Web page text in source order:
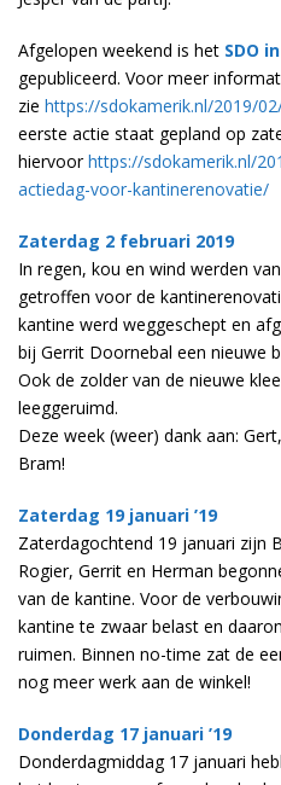
Afgelopen weekend is het SDO
gepubliceerd. Voor meer
zie https://sdokamerik.nl/2019/
eerste actie staat gepland op
hiervoorhttps://sdokamerik.nl/
actiedag-voor-kantinerenovatie/
Zaterdag 2 februari 2019
In regen, kou en wind werden
getroffen voor de
kantine werd weggeschept en
bij Gerrit Doornebal een nieuwe
Ook de zolder van de nieuwe
leeggeruimd.
Deze week (weer) dank aan:
Bram!
Zaterdag 19 januari ’19
Zaterdagochtend 19 januari zijn
Rogier, Gerrit en Herman
van de kantine. Voor de
kantine te zwaar belast en
ruimen. Binnen no-time zat de
nog meer werk aan de winkel!
Donderdag 17 januari ’19
Donderdagmiddag 17 januari